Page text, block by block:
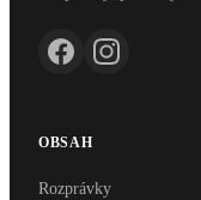
OBSAH
Rozprávky